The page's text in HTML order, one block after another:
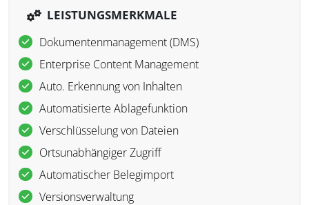
LEISTUNGSMERKMALE
Dokumentenmanagement (DMS)
Enterprise Content Management
Auto. Erkennung von Inhalten
Automatisierte Ablagefunktion
Verschlüsselung von Dateien
Ortsunabhängiger Zugriff
Automatischer Belegimport
Versionsverwaltung